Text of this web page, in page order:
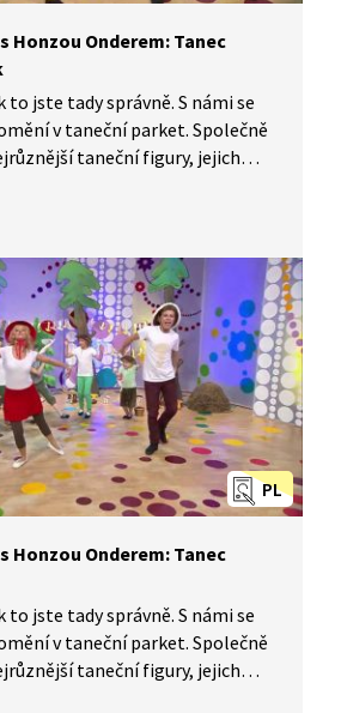
Honzou Onderem: Tanec
to jste tady správně. S námi se
v taneční parket. Společně
taneční figury, jejich
z vás krále či královnu
parketu. Dneska si ukážeme,
se tančí Tanec roztleskávaček.
PL
Honzou Onderem: Tanec
to jste tady správně. S námi se
v taneční parket. Společně
taneční figury, jejich